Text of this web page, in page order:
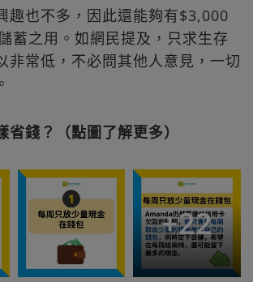
趣也不多，因此還能夠有$3,000
蓄之用。如網民提及，只求生存
非常低，不必問其他人意見，一切
省錢？（點圖了解更多）
+22